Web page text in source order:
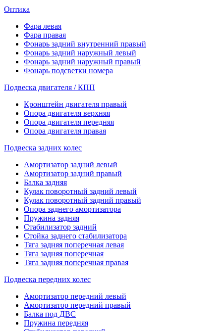
Оптика
Фара левая
Фара правая
Фонарь задний внутренний правый
Фонарь задний наружный левый
Фонарь задний наружный правый
Фонарь подсветки номера
Подвеска двигателя / КПП
Кронштейн двигателя правый
Опора двигателя верхняя
Опора двигателя передняя
Опора двигателя правая
Подвеска задних колес
Амортизатор задний левый
Амортизатор задний правый
Балка задняя
Кулак поворотный задний левый
Кулак поворотный задний правый
Опора заднего амортизатора
Пружина задняя
Стабилизатор задний
Стойка заднего стабилизатора
Тяга задняя поперечная левая
Тяга задняя поперечная
Тяга задняя поперечная правая
Подвеска передних колес
Амортизатор передний левый
Амортизатор передний правый
Балка под ДВС
Пружина передняя